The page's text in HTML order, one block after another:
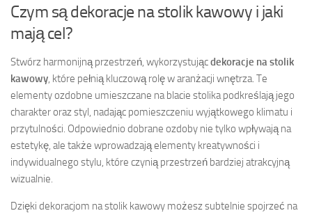
Czym są dekoracje na stolik kawowy i jaki
mają cel?
Stwórz harmonijną przestrzeń, wykorzystującdekoracje na stolik
kawowy , które pełnią kluczową rolę w aranżacji wnętrza. Te
elementy ozdobne umieszczane na blacie stolika podkreślają jego
charakter oraz styl, nadając pomieszczeniu wyjątkowego klimatu i
przytulności. Odpowiednio dobrane ozdoby nie tylko wpływają na
estetykę, ale także wprowadzają elementy kreatywności i
indywidualnego stylu, które czynią przestrzeń bardziej atrakcyjną
wizualnie.
Dzięki dekoracjom na stolik kawowy możesz subtelnie spojrzeć na